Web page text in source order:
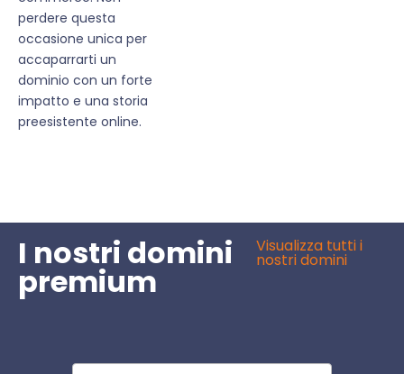
perdere questa
occasione unica per
accaparrarti un
dominio con un forte
impatto e una storia
preesistente online.
I nostri domini
premium
Visualizza tutti i
nostri domini